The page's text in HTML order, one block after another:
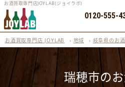
お酒買取専門店JOYLAB(ジョイラボ)
0120-555-
お酒買取専門店 JOYLAB › 地域 › 岐阜県のお
瑞穂市の